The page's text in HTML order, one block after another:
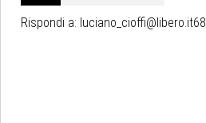
Rispondi a: luciano_cioffi@libero.it68